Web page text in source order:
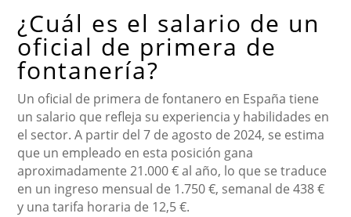
¿Cuál es el salario de un
oficial de primera de
fontanería?
Un oficial de primera de fontanero en España tiene
un salario que refleja su experiencia y habilidades en
el sector. A partir del 7 de agosto de 2024, se estima
que un empleado en esta posición gana
aproximadamente 21.000 € al año, lo que se traduce
en un ingreso mensual de 1.750 €, semanal de 438 €
y una tarifa horaria de 12,5 €.